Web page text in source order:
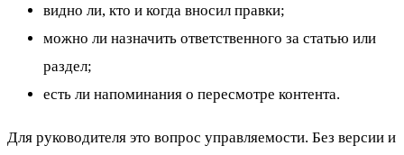
видно ли, кто и когда вносил правки;
можно ли назначить ответственного за статью или
раздел;
есть ли напоминания о пересмотре контента.
Для руководителя это вопрос управляемости. Без версии и